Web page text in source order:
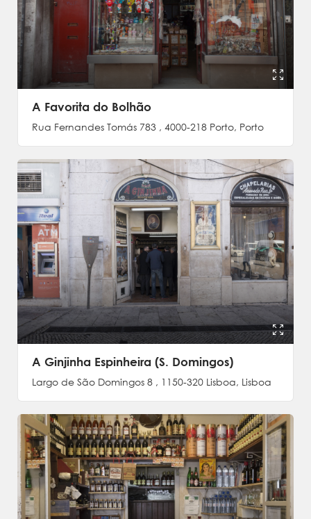
A Favorita do Bolhão
Rua Fernandes Tomás 783 , 4000-218 Porto, Porto
A Ginjinha Espinheira (S. Domingos)
Largo de São Domingos 8 , 1150-320 Lisboa, Lisboa